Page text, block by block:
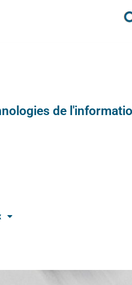
de